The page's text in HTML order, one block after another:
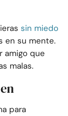
sin miedo
en su mente.
amigo que
malas.
para